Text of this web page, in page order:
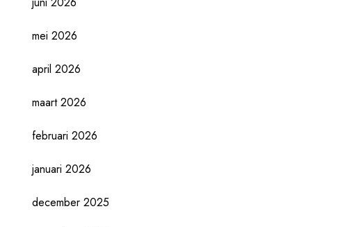
mei 2026
april 2026
maart 2026
februari 2026
januari 2026
december 2025